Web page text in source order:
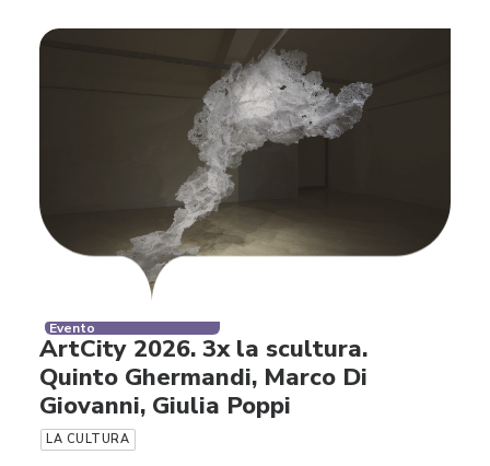
Evento
ArtCity 2026. 3x la scultura.
Quinto Ghermandi, Marco Di
Giovanni, Giulia Poppi
LA CULTURA